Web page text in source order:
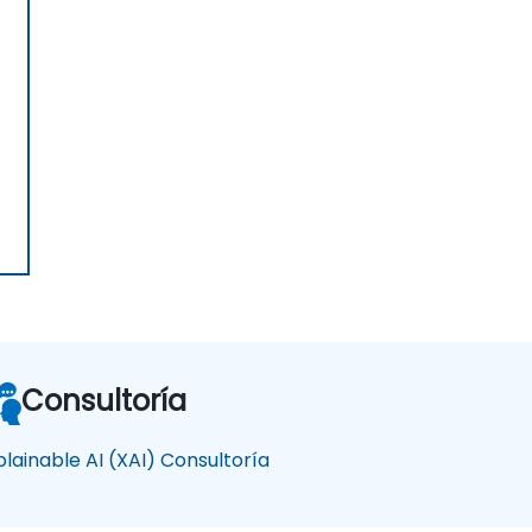
Consultoría
AI (XAI) Consultoría